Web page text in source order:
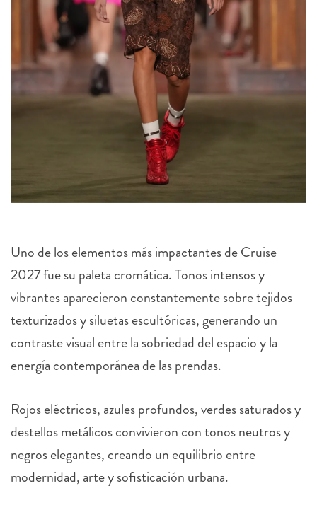
Uno de los elementos más impactantes de Cruise
2027 fue su paleta cromática. Tonos intensos y
vibrantes aparecieron constantemente sobre tejidos
texturizados y siluetas escultóricas, generando un
contraste visual entre la sobriedad del espacio y la
energía contemporánea de las prendas.
Rojos eléctricos, azules profundos, verdes saturados y
destellos metálicos convivieron con tonos neutros y
negros elegantes, creando un equilibrio entre
modernidad, arte y sofisticación urbana.